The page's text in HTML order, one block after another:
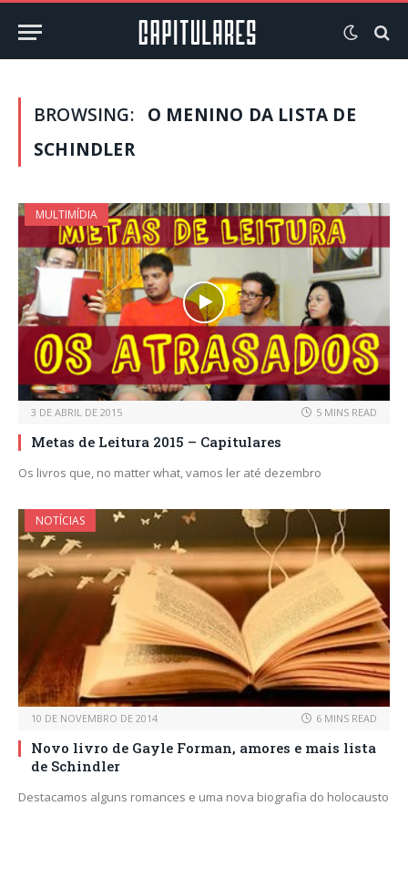
BROWSING:
O MENINO DA LISTA DE
SCHINDLER
MULTIMÍDIA
3 DE ABRIL DE 2015 5 MINS READ
Metas de Leitura 2015 – Capitulares
Os livros que, no matter what, vamos ler até dezembro
NOTÍCIAS
10 DE NOVEMBRO DE 2014 6 MINS READ
Novo livro de Gayle Forman, amores e mais lista
de Schindler
Destacamos alguns romances e uma nova biografia do holocausto